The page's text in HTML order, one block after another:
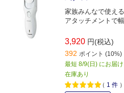
家族みんなで使え
アタッチメントで
3,920 円(税込)
392 ポイント (10%)
最短 8/9(日) にお届け
在庫あり
（ 1 件 ）